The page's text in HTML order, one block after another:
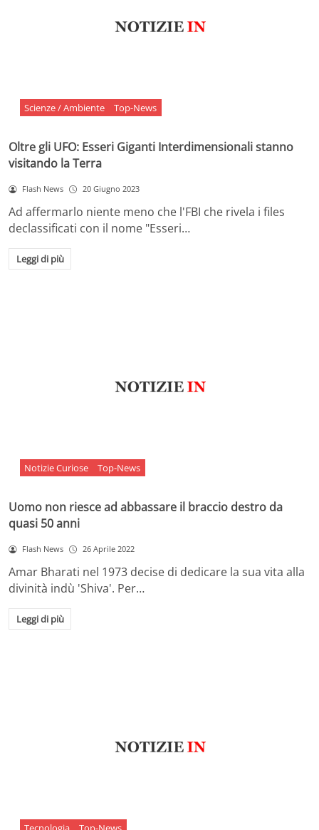
Scienze / Ambiente Top-News
Oltre gli UFO: Esseri Giganti Interdimensionali stanno
visitando la Terra
Flash News 20 Giugno 2023
Ad affermarlo niente meno che l'FBI che rivela i files
declassificati con il nome "Esseri…
Leggi di più
Notizie Curiose Top-News
Uomo non riesce ad abbassare il braccio destro da
quasi 50 anni
Flash News 26 Aprile 2022
Amar Bharati nel 1973 decise di dedicare la sua vita alla
divinità indù 'Shiva'. Per…
Leggi di più